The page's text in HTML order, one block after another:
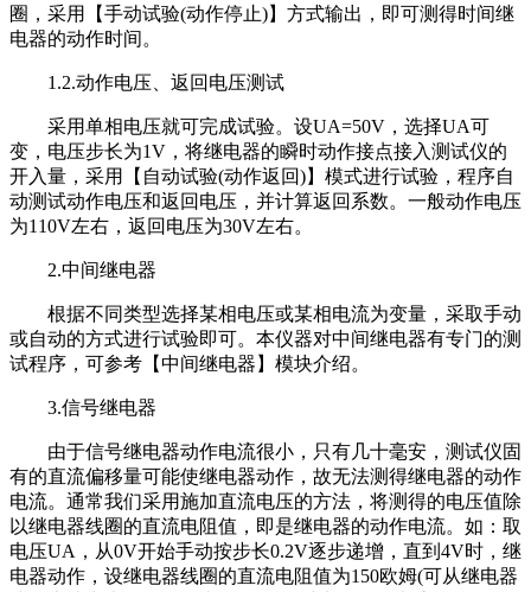
圈，采用【手动试验(动作停止)】方式输出，即可测得时间继
电器的动作时间。
1.2.动作电压、返回电压测试
采用单相电压就可完成试验。设UA=50V，选择UA可
变，电压步长为1V，将继电器的瞬时动作接点接入测试仪的
开入量，采用【自动试验(动作返回)】模式进行试验，程序自
动测试动作电压和返回电压，并计算返回系数。一般动作电压
为110V左右，返回电压为30V左右。
2.中间继电器
根据不同类型选择某相电压或某相电流为变量，采取手动
或自动的方式进行试验即可。本仪器对中间继电器有专门的测
试程序，可参考【中间继电器】模块介绍。
3.信号继电器
由于信号继电器动作电流很小，只有几十毫安，测试仪固
有的直流偏移量可能使继电器动作，故无法测得继电器的动作
电流。通常我们采用施加直流电压的方法，将测得的电压值除
以继电器线圈的直流电阻值，即是继电器的动作电流。如：取
电压UA，从0V开始手动按步长0.2V逐步递增，直到4V时，继
电器动作，设继电器线圈的直流电阻值为150欧姆(可从继电器